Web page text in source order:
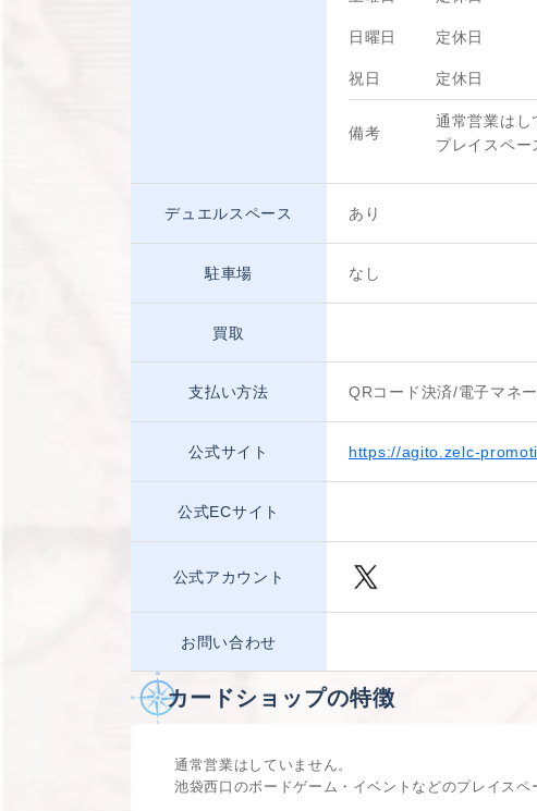
日曜日 定休日
祝日 定休日
備考
通常営業はし
プレイスペー
デュエルスペース あり
駐車場 なし
買取
支払い方法 QRコード決済/電子マネ
公式サイト https://agito.zelc-
公式ECサイト
公式アカウント
お問い合わせ
カードショップの特徴
通常営業はしていません。
池袋西口のボードゲーム・イベントなどのプレイスペ